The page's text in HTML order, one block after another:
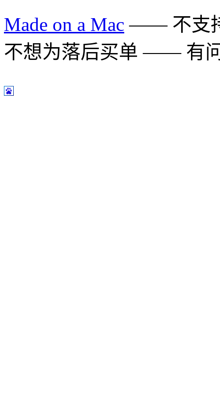
Made on a Mac —— 不支
不想为落后买单 —— 有